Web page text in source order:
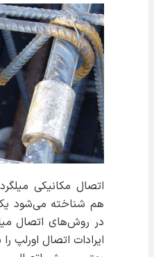
اتصال مکانیکی
هم شناخته می‌شود
در روش‌های اتصال
ایرادات اتصال اورلپ